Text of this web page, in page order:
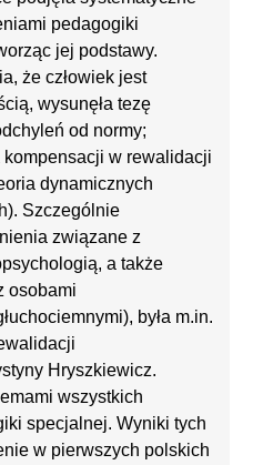
pedagogiki
jej podstawy.
że człowiek jest
wysunęła tezę
od normy;
kompensacji w rewalidacji
dynamicznych
Szczególnie
związane z
a także
osobami
była m.in.
Hryszkiewicz.
wszystkich
specjalnej. Wyniki tych
w pierwszych polskich